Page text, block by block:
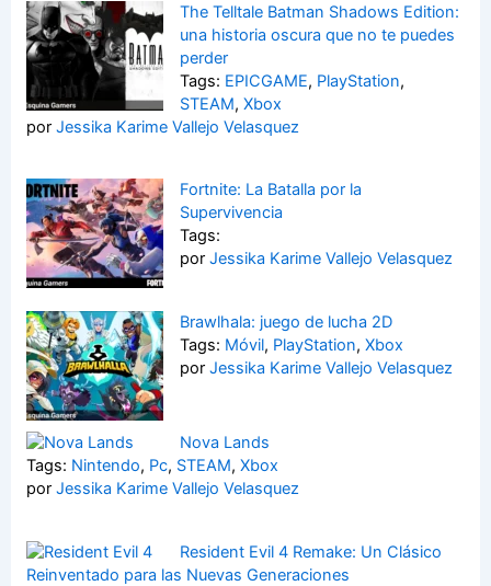
The Telltale Batman Shadows Edition:
una historia oscura que no te puedes
perder
Tags: EPICGAME, PlayStation,
STEAM, Xbox
porJessika Karime Vallejo Velasquez
Fortnite: La Batalla por la
Supervivencia
Tags:
por Jessika Karime Vallejo Velasquez
Brawlhala: juego de lucha 2D
Tags: Móvil, PlayStation, Xbox
por Jessika Karime Vallejo Velasquez
Nova Lands
Tags: Nintendo, Pc, STEAM,Xbox
porJessika Karime Vallejo Velasquez
Resident Evil 4 Remake: Un Clásico
Reinventado para las Nuevas Generaciones